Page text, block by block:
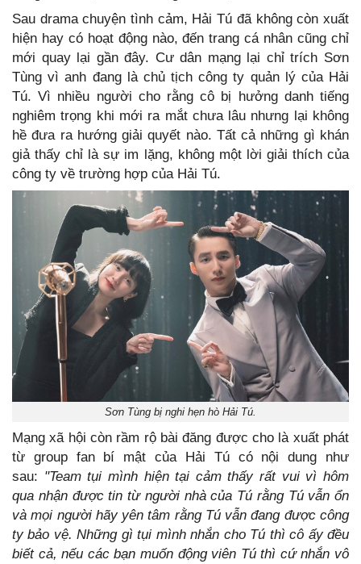
Sau drama chuyện tình cảm, Hải Tú đã không còn xuất
hiện hay có hoạt động nào, đến trang cá nhân cũng chỉ
mới quay lại gần đây. Cư dân mạng lại chỉ trích Sơn
Tùng vì anh đang là chủ tịch công ty quản lý của Hải
Tú. Vì nhiều người cho rằng cô bị hưởng danh tiếng
nghiêm trọng khi mới ra mắt chưa lâu nhưng lại không
hề đưa ra hướng giải quyết nào. Tất cả những gì khán
giả thấy chỉ là sự im lặng, không một lời giải thích của
công ty về trường hợp của Hải Tú.
Sơn Tùng bị nghi hẹn hò Hải Tú.
Mạng xã hội còn rầm rộ bài đăng được cho là xuất phát
từ group fan bí mật của Hải Tú có nội dung như
sau: "Team tụi mình hiện tại cảm thấy rất vui vì hôm
qua nhận được tin từ người nhà của Tú rằng Tú vẫn ổn
và mọi người hãy yên tâm rằng Tú vẫn đang được công
ty bảo vệ. Những gì tụi mình nhắn cho Tú thì cô ấy đều
biết cả, nếu các bạn muốn động viên Tú thì cứ nhắn vô